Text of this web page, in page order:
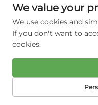
om lukning af
udstyrsrelateret
og negativ
indtjeningen i
Faciliteter, der
en forsikring mod
We value your
We use cookies and
If you don't want to
cookies.